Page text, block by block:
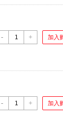
- + 加入
- + 加入